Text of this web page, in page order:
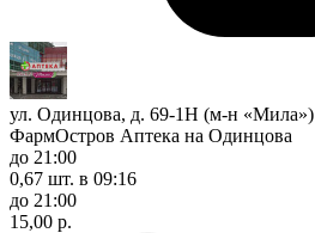
ул. Одинцова, д. 69-1Н (м-н «Мила»)
ФармОстров Аптека на Одинцова
до 21:00
0,67 шт. в 09:16
до 21:00
15,00 р.